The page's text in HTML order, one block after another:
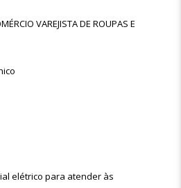
VAREJISTA DE ROUPAS E
elétrico para atender às